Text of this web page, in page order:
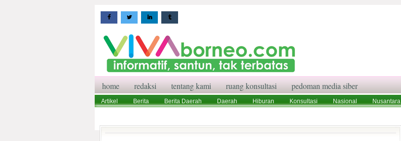
home redaksi tentang kami ruang konsultasi pedoman media siber
Artikel Berita Berita Daerah Daerah Hiburan Konsultasi Nasional Nusantara